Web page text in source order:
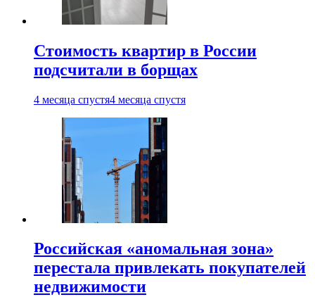
Стоимость квартир в России
подсчитали в борщах
4 месяца спустя4 месяца спустя
Российская «аномальная зона»
перестала привлекать покупателей
недвижимости